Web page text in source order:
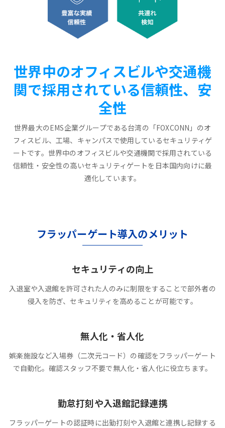
世界中のオフィスビルや交通機
関で採用されている信頼性、安
全性
世界最大のEMS企業グループである台湾の「FOXCONN」のオ
フィスビル、工場、キャンパスで使用しているセキュリティゲ
ートです。世界中のオフィスビルや交通機関で採用されている
信頼性・安全性の高いセキュリティゲートを日本国内向けに最
適化しています。
フラッパーゲート導入のメリット
セキュリティの向上
入退室や入退館を許可された人のみに制限をすることで部外者の
侵入を防ぎ、セキュリティを高めることが可能です。
無人化・省人化
娯楽施設など入場券（二次元コード）の確認をフラッパーゲート
で自動化。確認スタッフ不要で無人化・省人化に役立ちます。
勤怠打刻や入退館記録連携
フラッパーゲートの認証時に出勤打刻や入退館と連携し記録する